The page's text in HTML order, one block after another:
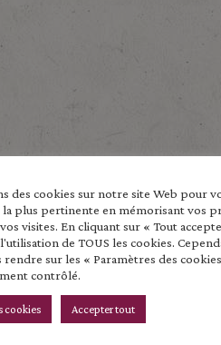
pour stocker et/ou
uniques sur ce site. Le fait de
des cookies sur notre site Web pour
plus pertinente en mémorisant vos
visites. En cliquant sur « Tout
de TOUS les cookies.
rendre sur les « Paramètres des
contrôlé.
cookies Accepter tout